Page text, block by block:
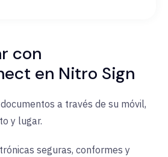
con
en Nitro Sign
a través de su móvil,
y lugar.
seguras, conformes y